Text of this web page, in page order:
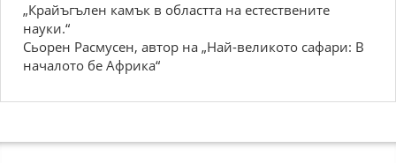
„Крайъгълен камък в областта на естествените
науки.“
Сьорен Расмусен, автор на „Най-великото сафари: В
началото бе Африка“